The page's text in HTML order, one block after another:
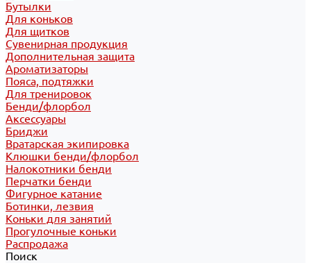
Бутылки
Для коньков
Для щитков
Сувенирная продукция
Дополнительная защита
Ароматизаторы
Пояса, подтяжки
Для тренировок
Бенди/флорбол
Аксессуары
Бриджи
Вратарская экипировка
Клюшки бенди/флорбол
Налокотники бенди
Перчатки бенди
Фигурное катание
Ботинки, лезвия
Коньки для занятий
Прогулочные коньки
Распродажа
Поиск